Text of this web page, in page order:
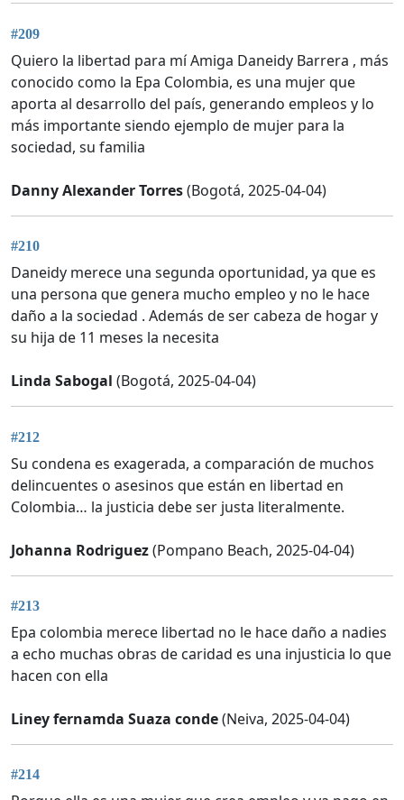
#209
Quiero la libertad para mí Amiga Daneidy Barrera , más
conocido como la Epa Colombia, es una mujer que
aporta al desarrollo del país, generando empleos y lo
más importante siendo ejemplo de mujer para la
sociedad, su familia
Danny Alexander Torres(Bogotá, 2025-04-04)
#210
Daneidy merece una segunda oportunidad, ya que es
una persona que genera mucho empleo y no le hace
daño a la sociedad . Además de ser cabeza de hogar y
su hija de 11 meses la necesita
Linda Sabogal (Bogotá, 2025-04-04)
#212
Su condena es exagerada, a comparación de muchos
delincuentes o asesinos que están en libertad en
Colombia… la justicia debe ser justa literalmente.
Johanna Rodriguez(Pompano Beach, 2025-04-04)
#213
Epa colombia merece libertad no le hace daño a nadies
a echo muchas obras de caridad es una injusticia lo que
hacen con ella
Liney fernamda Suaza conde(Neiva, 2025-04-04)
#214